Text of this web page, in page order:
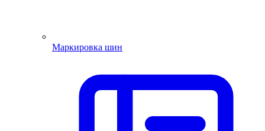
Маркировка шин